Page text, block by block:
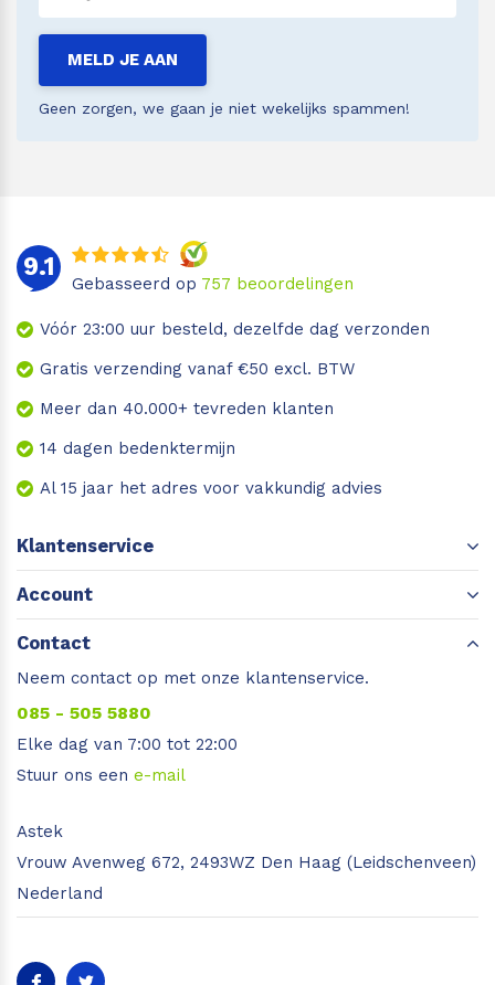
Geen zorgen, we gaan je niet wekelijks spammen!
MELD JE AAN
9.1
Gebasseerd op 757 beoordelingen
Vóór 23:00 uur besteld, dezelfde dag verzonden
Gratis verzending vanaf €50 excl. BTW
Meer dan 40.000+ tevreden klanten
14 dagen bedenktermijn
Al 15 jaar het adres voor vakkundig advies
Klantenservice
Account
Contact
Neem contact op met onze klantenservice.
085 - 505 5880
Elke dag van 7:00 tot 22:00
Stuur ons een e-mail
Astek
Vrouw Avenweg 672, 2493WZ Den Haag (Leidschenveen)
Nederland